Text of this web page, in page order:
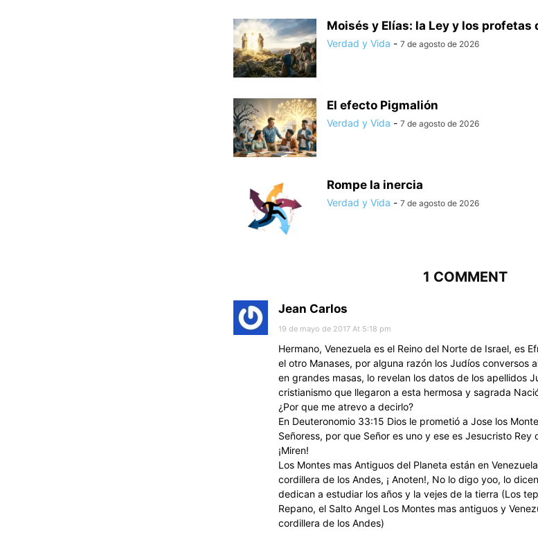
Moisés y Elías: la Ley y los profetas
Verdad y Vida - 7 de agosto de 2026
El efecto Pigmalión
Verdad y Vida - 7 de agosto de 2026
Rompe la inercia
Verdad y Vida - 7 de agosto de 2026
1 COMMENT
Jean Carlos
19 de mayo de 2017 At 5:18 pm
Hermano, Venezuela es el Reino del Norte de Israel, es
el otro Manases, por alguna razón los Judíos conversos
en grandes masas, lo revelan los datos de los apellidos
cristianismo que llegaron a esta hermosa y sagrada
¿Por que me atrevo a decirlo?
En Deuteronomio 33:15 Dios le prometió a Jose los
Señoress, por que Señor es uno y ese es Jesucristo Rey
¡Miren!
Los Montes mas Antiguos del Planeta están en
cordillera de los Andes, ¡ Anoten!, No lo digo yoo, lo
dedican a estudiar los años y la vejes de la tierra (Los
Repano, el Salto Angel Los Montes mas antiguos y
cordillera de los Andes)